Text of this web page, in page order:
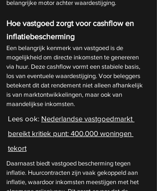
belangrijke motor achter waardestijging.
Hoe vastgoed zorgt voor cashflow en
inflatiebescherming
Een belangrijk kenmerk van vastgoed is de
mogelijkheid om directe inkomsten te genereren
via huur. Deze cashflow vormt een stabiele basis,
los van eventuele waardestijging. Voor beleggers
betekent dit dat rendement niet alleen afhankelijk
is van marktontwikkelingen, maar ook van
maandelijkse inkomsten.
Lees ook: Nederlandse vastgoedmarkt
bereikt kritiek punt: 400.000 woningen
tekort
Daarnaast biedt vastgoed bescherming tegen
inflatie. Huurcontracten zijn vaak gekoppeld aan
inflatie, waardoor inkomsten meestijgen met het